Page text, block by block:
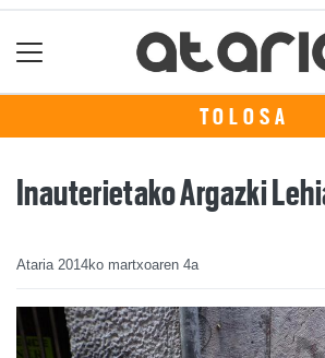
TOLOSA
Inauterietako Argazki
Ataria 2014ko martxoaren 4a